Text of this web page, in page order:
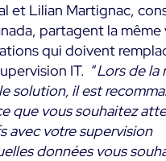
et Lilian Martignac,
partagent la même
qui doivent
IT. “Lors de la
solution, il est
que vous souhaitez
avec votre supervision
données vous